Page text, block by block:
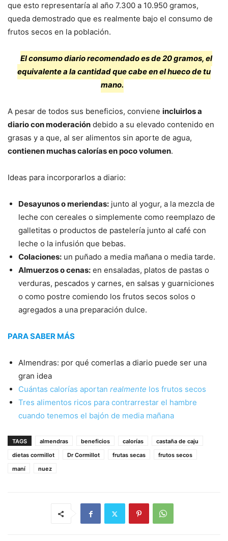
que esto representaría al año 7.300 a 10.950 gramos,
queda demostrado que es realmente bajo el consumo de
frutos secos en la población.
El consumo diario recomendado es de 20 gramos, el
equivalente a la cantidad que cabe en el hueco de tu
mano.
A pesar de todos sus beneficios, conviene incluirlos a
diario con moderación debido a su elevado contenido en
grasas y a que, al ser alimentos sin aporte de agua,
contienen muchas calorías en poco volumen.
Ideas para incorporarlos a diario:
Desayunos o meriendas: junto al yogur, a la mezcla de
leche con cereales o simplemente como reemplazo de
galletitas o productos de pastelería junto al café con
leche o la infusión que bebas.
Colaciones: un puñado a media mañana o media tarde.
Almuerzos o cenas: en ensaladas, platos de pastas o
verduras, pescados y carnes, en salsas y guarniciones
o como postre comiendo los frutos secos solos o
agregados a una preparación dulce.
PARA SABER MÁS
Almendras: por qué comerlas a diario puede ser una
gran idea
Cuántas calorías aportan realmente los frutos secos
Tres alimentos ricos para contrarrestar el hambre
cuando tenemos el bajón de media mañana
TAGS almendras beneficios calorías
castaña de caju
dietas cormillot
Dr Cormillot frutas secas
frutos secos
maní
nuez